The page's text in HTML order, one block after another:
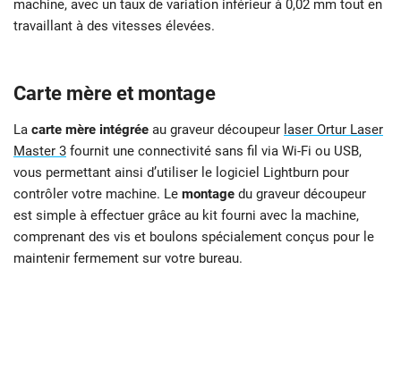
machine, avec un taux de variation inférieur à 0,02 mm tout en
travaillant à des vitesses élevées.
Carte mère et montage
La carte mère intégrée au graveur découpeur laser Ortur Laser
Master 3 fournit une connectivité sans fil via Wi-Fi ou USB,
vous permettant ainsi d’utiliser le logiciel Lightburn pour
contrôler votre machine. Le montage du graveur découpeur
est simple à effectuer grâce au kit fourni avec la machine,
comprenant des vis et boulons spécialement conçus pour le
maintenir fermement sur votre bureau.